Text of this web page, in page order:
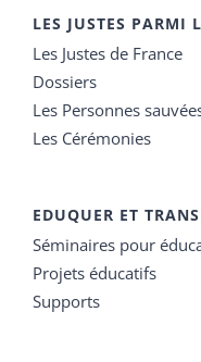
LES JUSTES PARMI
Les Justes de France
Dossiers
Les Personnes
Les Cérémonies
EDUQUER ET
Séminaires pour
Projets éducatifs
Supports